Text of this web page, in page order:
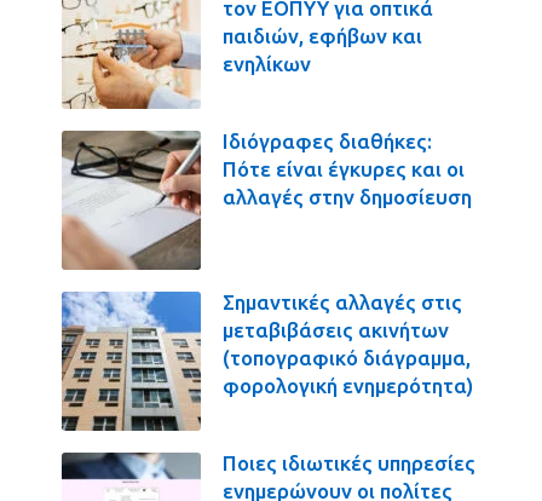
τον ΕΟΠΥΥ για οπτικά
παιδιών, εφήβων και
ενηλίκων
Ιδιόγραφες διαθήκες:
Πότε είναι έγκυρες και οι
αλλαγές στην δημοσίευση
Σημαντικές αλλαγές στις
μεταβιβάσεις ακινήτων
(τοπογραφικό διάγραμμα,
φορολογική ενημερότητα)
Ποιες ιδιωτικές υπηρεσίες
ενημερώνουν οι πολίτες